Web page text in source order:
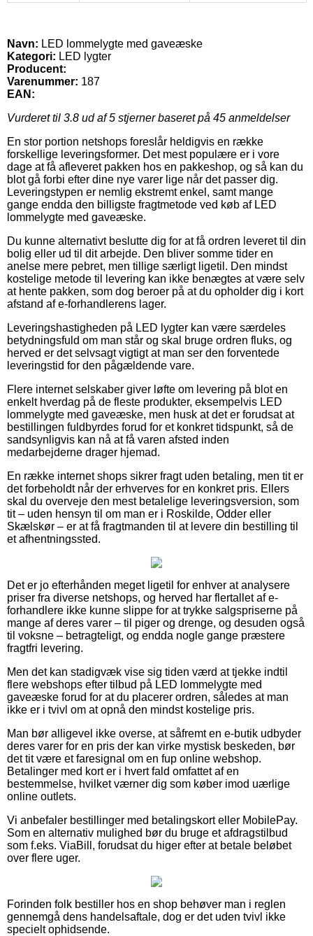
Navn: LED lommelygte med gaveæske
Kategori: LED lygter
Producent:
Varenummer: 187
EAN:
Vurderet til 3.8 ud af 5 stjerner baseret på 45 anmeldelser
En stor portion netshops foreslår heldigvis en række
forskellige leveringsformer. Det mest populære er i vore
dage at få afleveret pakken hos en pakkeshop, og så kan du
blot gå forbi efter dine nye varer lige når det passer dig.
Leveringstypen er nemlig ekstremt enkel, samt mange
gange endda den billigste fragtmetode ved køb af LED
lommelygte med gaveæske.
Du kunne alternativt beslutte dig for at få ordren leveret til din
bolig eller ud til dit arbejde. Den bliver somme tider en
anelse mere pebret, men tillige særligt ligetil. Den mindst
kostelige metode til levering kan ikke benægtes at være selv
at hente pakken, som dog beroer på at du opholder dig i kort
afstand af e-forhandlerens lager.
Leveringshastigheden på LED lygter kan være særdeles
betydningsfuld om man står og skal bruge ordren fluks, og
herved er det selvsagt vigtigt at man ser den forventede
leveringstid for den pågældende vare.
Flere internet selskaber giver løfte om levering på blot en
enkelt hverdag på de fleste produkter, eksempelvis LED
lommelygte med gaveæske, men husk at det er forudsat at
bestillingen fuldbyrdes forud for et konkret tidspunkt, så de
sandsynligvis kan nå at få varen afsted inden
medarbejderne drager hjemad.
En række internet shops sikrer fragt uden betaling, men tit er
det forbeholdt når der erhverves for en konkret pris. Ellers
skal du overveje den mest betalelige leveringsversion, som
tit – uden hensyn til om man er i Roskilde, Odder eller
Skælskør – er at få fragtmanden til at levere din bestilling til
et afhentningssted.
Det er jo efterhånden meget ligetil for enhver at analysere
priser fra diverse netshops, og herved har flertallet af e-
forhandlere ikke kunne slippe for at trykke salgspriserne på
mange af deres varer – til piger og drenge, og desuden også
til voksne – betragteligt, og endda nogle gange præstere
fragtfri levering.
Men det kan stadigvæk vise sig tiden værd at tjekke indtil
flere webshops efter tilbud på LED lommelygte med
gaveæske forud for at du placerer ordren, således at man
ikke er i tvivl om at opnå den mindst kostelige pris.
Man bør alligevel ikke overse, at såfremt en e-butik udbyder
deres varer for en pris der kan virke mystisk beskeden, bør
det tit være et faresignal om en fup online webshop.
Betalinger med kort er i hvert fald omfattet af en
bestemmelse, hvilket værner dig som køber imod uærlige
online outlets.
Vi anbefaler bestillinger med betalingskort eller MobilePay.
Som en alternativ mulighed bør du bruge et afdragstilbud
som f.eks. ViaBill, forudsat du higer efter at betale beløbet
over flere uger.
Forinden folk bestiller hos en shop behøver man i reglen
gennemgå dens handelsaftale, dog er det uden tvivl ikke
specielt ophidsende.